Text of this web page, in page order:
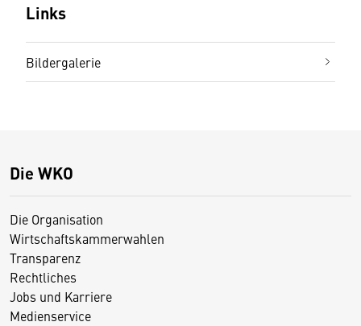
Links
Bildergalerie
Die WKO
Die Organisation
Wirtschaftskammerwahlen
Transparenz
Rechtliches
Jobs und Karriere
Medienservice